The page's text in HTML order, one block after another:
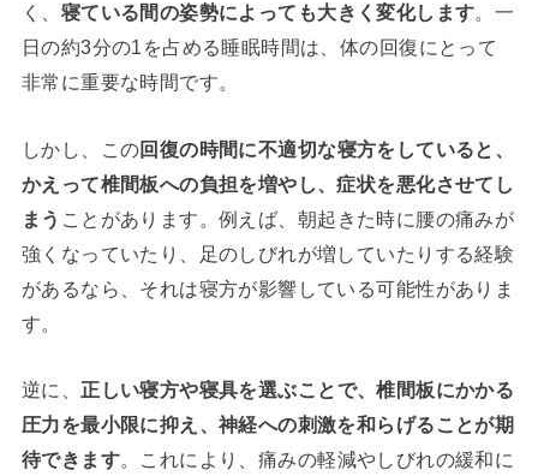
く、 寝ている間の姿勢によっても大きく変化します。一
日の約3分の1を占める睡眠時間は、体の回復にとって
非常に重要な時間です。
しかし、この回復の時間に不適切な寝方をしていると、
かえって椎間板への負担を増やし、症状を悪化させてし
まう ことがあります。例えば、朝起きた時に腰の痛みが
強くなっていたり、足のしびれが増していたりする経験
があるなら、それは寝方が影響している可能性がありま
す。
逆に、 正しい寝方や寝具を選ぶことで、椎間板にかかる
圧力を最小限に抑え、神経への刺激を和らげることが期
待できます。これにより、痛みの軽減やしびれの緩和に